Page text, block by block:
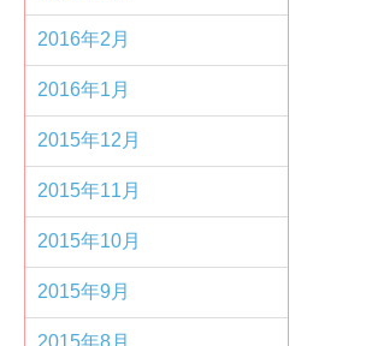
2016年2月
2016年1月
2015年12月
2015年11月
2015年10月
2015年9月
2015年8月